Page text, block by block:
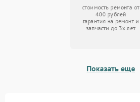
стоимость ремонта от
400 рублей
гарантия на ремонт и
запчасти до 3х лет
Показать еще